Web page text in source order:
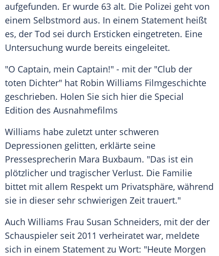
aufgefunden. Er wurde 63 alt. Die Polizei geht von
einem Selbstmord aus. In einem Statement heißt
es, der Tod sei durch Ersticken eingetreten. Eine
Untersuchung wurde bereits eingeleitet.
"O Captain, mein Captain!" - mit der "Club der
toten Dichter" hat Robin Williams Filmgeschichte
geschrieben. Holen Sie sich hier die Special
Edition des Ausnahmefilms
Williams habe zuletzt unter schweren
Depressionen gelitten, erklärte seine
Pressesprecherin Mara Buxbaum. "Das ist ein
plötzlicher und tragischer Verlust. Die Familie
bittet mit allem Respekt um Privatsphäre, während
sie in dieser sehr schwierigen Zeit trauert."
Auch Williams Frau Susan Schneiders, mit der der
Schauspieler seit 2011 verheiratet war, meldete
sich in einem Statement zu Wort: "Heute Morgen